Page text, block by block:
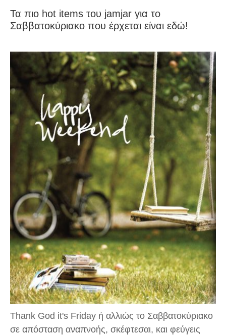
Τα πιο hot items του jamjar για το
Σαββατοκύριακο που έρχεται είναι εδώ!
Thank God it's Friday ή αλλιώς το Σαββατοκύριακο
σε απόσταση αναπνοής, σκέφτεσαι, και φεύγεις